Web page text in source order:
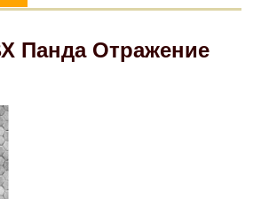
Панда Отражение